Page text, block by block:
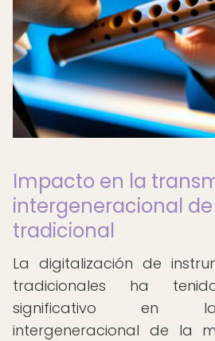
Impacto en la
intergeneracional
tradicional
La digitalización de
tradicionales ha
significativo en la
intergeneracional de la